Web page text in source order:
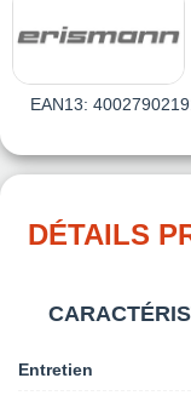
EAN13:
DÉTAILS
Entretien